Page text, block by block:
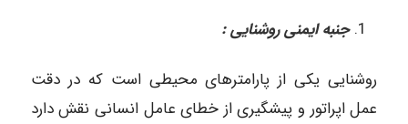
جنبه ایمنی روشنایی :
روشنایی یکی از پارامترهای محیطی است که در دقت
عمل اپراتور و پیشگیری از خطای عامل انسانی نقش دارد